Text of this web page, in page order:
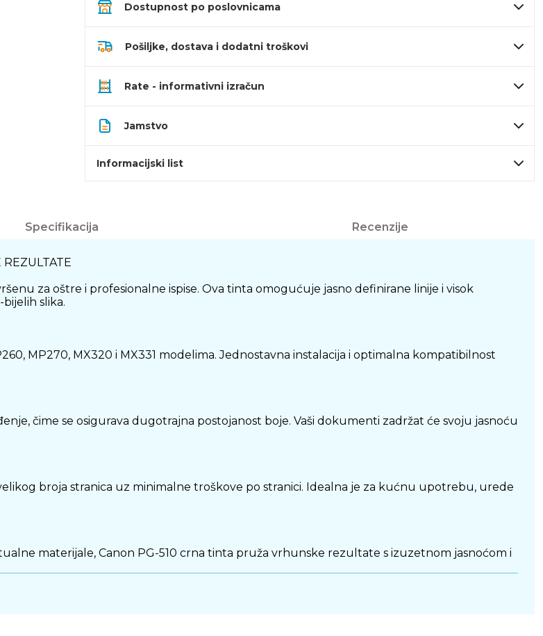
Dostupnost po poslovnicama
Pošiljke, dostava i dodatni troškovi
Rate - informativni izračun
Jamstvo
Informacijski list
Specifikacija Recenzije
za oštre i profesionalne ispise. Ova tinta omogućuje jasno definirane linije i visok
slika.
MP270, MX320 i MX331 modelima. Jednostavna instalacija i optimalna kompatibilnost
čime se osigurava dugotrajna postojanost boje. Vaši dokumenti zadržat će svoju jasnoću
broja stranica uz minimalne troškove po stranici. Idealna je za kućnu upotrebu, urede
materijale, Canon PG-510 crna tinta pruža vrhunske rezultate s izuzetnom jasnoćom i